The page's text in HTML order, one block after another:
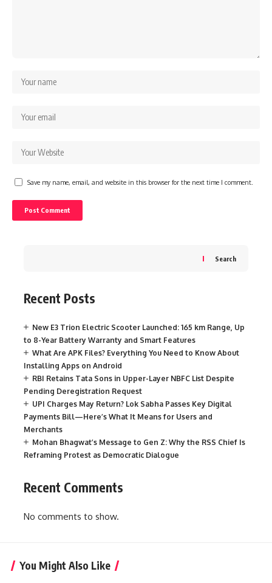
Save my name, email, and website in this browser for the next time I comment.
Search
Recent Posts
New E3 Trion Electric Scooter Launched: 165 km Range, Up
to 8-Year Battery Warranty and Smart Features
What Are APK Files? Everything You Need to Know About
Installing Apps on Android
RBI Retains Tata Sons in Upper-Layer NBFC List Despite
Pending Deregistration Request
UPI Charges May Return? Lok Sabha Passes Key Digital
Payments Bill—Here’s What It Means for Users and
Merchants
Mohan Bhagwat’s Message to Gen Z: Why the RSS Chief Is
Reframing Protest as Democratic Dialogue
Recent Comments
No comments to show.
You Might Also Like